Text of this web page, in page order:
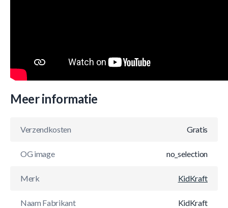
Meer informatie
Verzendkosten Gratis
OG image no_selection
Merk KidKraft
Naam Fabrikant KidKraft